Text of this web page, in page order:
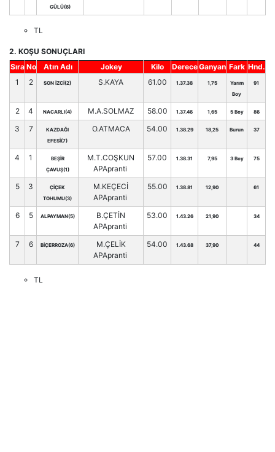
GÜLÜ(6)
TL
2. KOŞU SONUÇLARI
Sıra No Atın Adı Jokey Kilo DereceGanyan Fark Hnd.
1
2 SON İZCİ(2) S.KAYA 61.00 1.37.38 1,75
Yarım
Boy
91
2 4 NACARLI(4) M.A.SOLMAZ 58.00 1.37.46 1,65 5 Boy 86
3 7
KAZDAĞI
EFESİ(7)
O.ATMACA 54.00 1.38.29 18,25 Burun 37
4 1
BEŞİR
ÇAVUŞ(1)
M.T.COŞKUN
APApranti
57.00 1.38.31 7,95 3 Boy 75
5 3
ÇİÇEK
TOHUMU(3)
M.KEÇECİ
APApranti
55.00 1.38.81 12,90 61
6 5 ALPAYMAN(5)
B.ÇETİN
APApranti
53.00 1.43.26 21,90 34
7 6 BİÇERROZA(6)
M.ÇELİK
APApranti
54.00 1.43.68 37,90 44
TL